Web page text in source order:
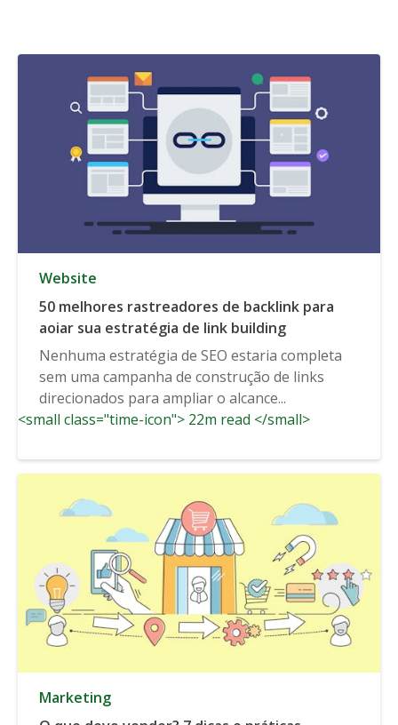
Website
50 melhores rastreadores de backlink para
aoiar sua estratégia de link building
Nenhuma estratégia de SEO estaria completa
sem uma campanha de construção de links
direcionados para ampliar o alcance...
<small class="time-icon"> 22m read </small>
Marketing